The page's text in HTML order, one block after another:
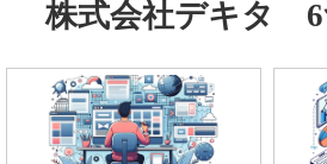
株式会社デキタ 6